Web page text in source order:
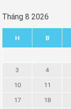
Tháng 8 2026
H B
3 4
10 11
17 18